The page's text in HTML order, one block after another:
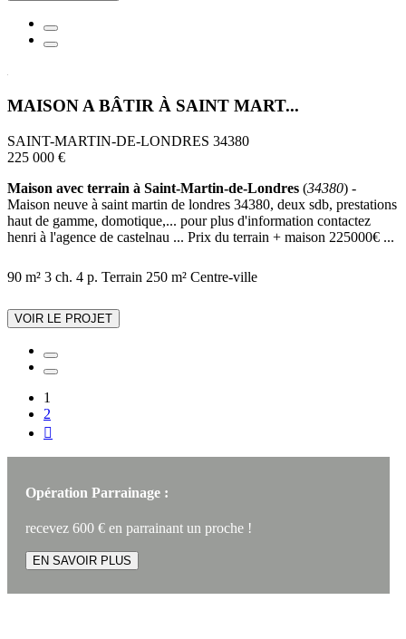
MAISON A BÂTIR À SAINT MART...
SAINT-MARTIN-DE-LONDRES 34380
225 000 €
Maison avec terrain à Saint-Martin-de-Londres (34380) -
Maison neuve à saint martin de londres 34380, deux sdb, prestations
haut de gamme, domotique,... pour plus d'information contactez
henri à l'agence de castelnau ... Prix du terrain + maison 225000€ ...
90 m² 3 ch. 4 p. Terrain 250 m² Centre-ville
VOIR LE PROJET
1
2

Opération Parrainage :
recevez 600 € en parrainant un proche !
EN SAVOIR PLUS